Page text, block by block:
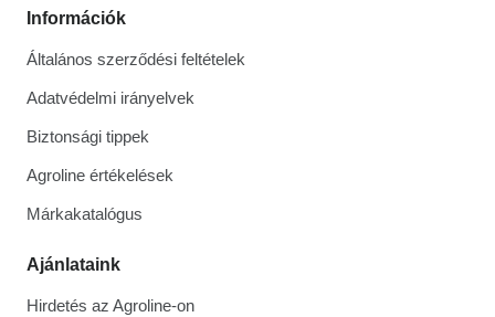
Információk
Általános szerződési feltételek
Adatvédelmi irányelvek
Biztonsági tippek
Agroline értékelések
Márkakatalógus
Ajánlataink
Hirdetés az Agroline-on